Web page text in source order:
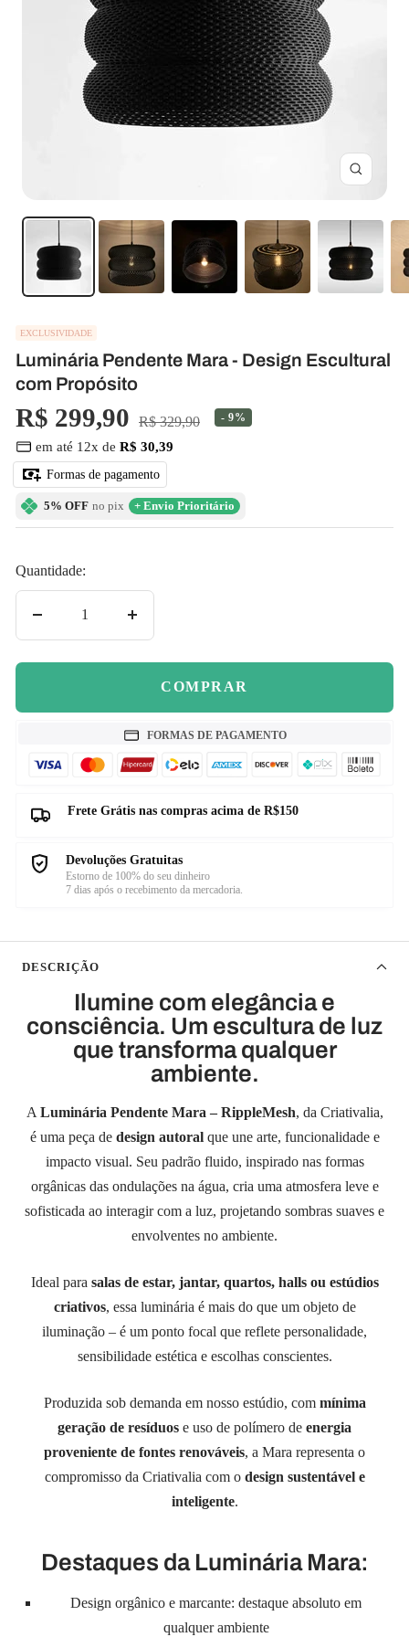
Zoom
EXCLUSIVIDADE
Luminária Pendente Mara - Design Escultural
com Propósito
Preço
promocional
R$ 299,90
Preço
normal
R$ 329,90 - 9%
em até 12x de R$ 30,39
Formas de pagamento
5% OFF no pix + Envio Prioritário
Quantidade:
COMPRAR
FORMAS DE PAGAMENTO
Frete Grátis nas compras acima de R$150
Devoluções Gratuitas
Estorno de 100% do seu dinheiro
7 dias após o recebimento da mercadoria.
DESCRIÇÃO
Ilumine com elegância e
consciência. Um escultura de luz
que transforma qualquer
ambiente.
A Luminária Pendente Mara – RippleMesh, da Criativalia,
é uma peça de design autoralque une arte, funcionalidade e
impacto visual. Seu padrão fluido, inspirado nas formas
orgânicas das ondulações na água, cria uma atmosfera leve e
sofisticada ao interagir com a luz, projetando sombras suaves e
envolventes no ambiente.
Ideal para salas de estar, jantar, quartos, halls ou estúdios
criativos, essa luminária é mais do que um objeto de
iluminação – é um ponto focal que reflete personalidade,
sensibilidade estética e escolhas conscientes.
Produzida sob demanda em nosso estúdio, com mínima
geração de resíduos e uso de polímero de energia
proveniente de fontes renováveis, a Mara representa o
compromisso da Criativalia com o design sustentável e
inteligente.
Destaques da Luminária Mara:
Design orgânico e marcante: destaque absoluto em
qualquer ambiente